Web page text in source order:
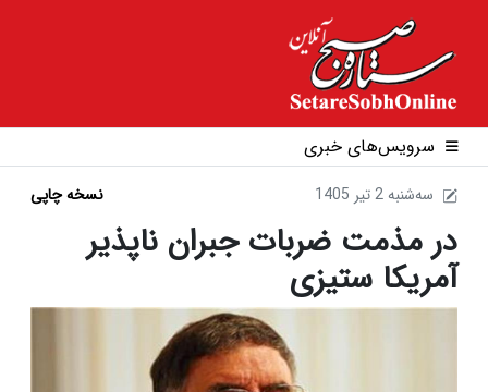
سرویس‌های خبری
1405 سه‌شنبه 2 تير نسخه چاپی
در مذمت ضربات جبران ناپذیر
آمریکا ستیزی